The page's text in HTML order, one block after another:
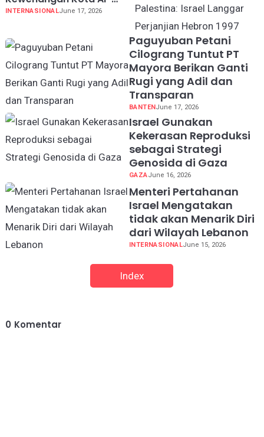
Khalil, Palestina: Israel
INTERNASIONALJune 17, 2026
Paguyuban Petani
Cilograng Tuntut PT
Mayora Berikan Ganti
Rugi yang Adil dan
Transparan
BANTEN June 17, 2026
Israel Gunakan
Kekerasan Reproduksi
sebagai Strategi
Genosida di Gaza
GAZAJune 16, 2026
Menteri Pertahanan
Israel Mengatakan
tidak akan Menarik Diri
dari Wilayah Lebanon
INTERNASIONALJune 15, 2026
Index
0 Komentar